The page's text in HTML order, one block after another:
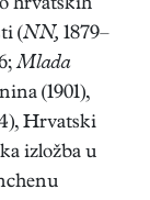
hrvatskih
(NN, 1879–
Mlada
(1901),
Hrvatski
izložba u